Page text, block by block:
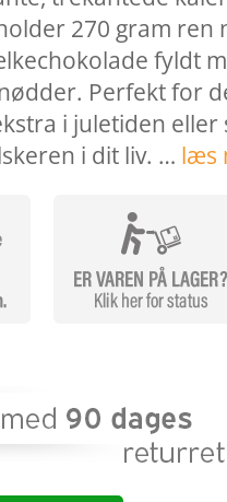
270 gram ren
fyldt
Perfekt for
i juletiden eller
i dit liv. … læs